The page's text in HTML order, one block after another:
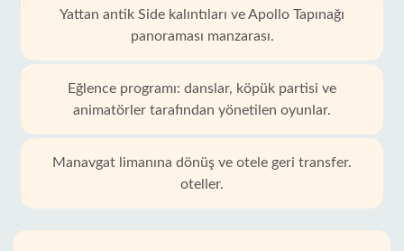
Yattan antik Side kalıntıları ve Apollo Tapınağı
panoraması manzarası.
Eğlence programı: danslar, köpük partisi ve
animatörler tarafından yönetilen oyunlar.
Manavgat limanına dönüş ve otele geri transfer.
oteller.